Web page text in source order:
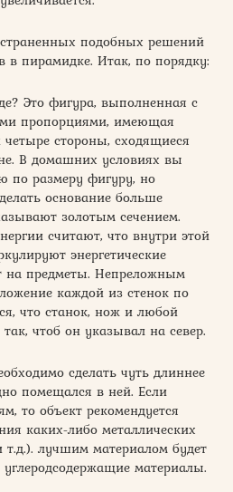
подобных решений
в пирамидке. Итак, по порядку:
Это фигура, выполненная с
пропорциями, имеющая
стороны, сходящиеся
В домашних условиях вы
по размеру фигуру, но
основание больше
золотым сечением.
считают, что внутри этой
энергетические
на предметы. Непреложным
каждой из стенок по
что станок, нож и любой
чтоб он указывал на север.
сделать чуть длиннее
помещался в ней. Если
то объект рекомендуется
каких-либо металлических
т.д.). лучшим материалом будет
материалы.